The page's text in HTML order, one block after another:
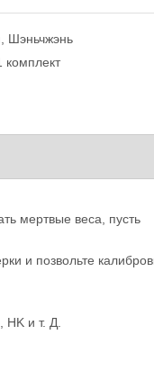
5/10/30/50ALT
Шэньчжэнь
комплект
мертвые веса, пусть
и позвольте
и т. Д.